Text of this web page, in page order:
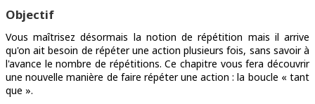
Objectif
Vous maîtrisez désormais la notion de répétition mais il arrive
qu'on ait besoin de répéter une action plusieurs fois, sans savoir à
l'avance le nombre de répétitions. Ce chapitre vous fera découvrir
une nouvelle manière de faire répéter une action : la boucle « tant
que ».